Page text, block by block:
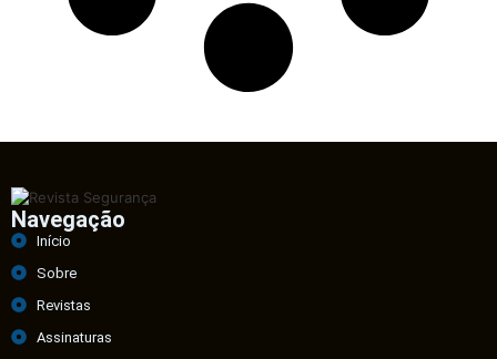
Navegação
Início
Sobre
Revistas
Assinaturas